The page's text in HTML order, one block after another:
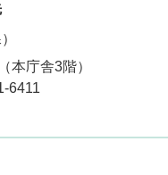
本庁舎3階）
6411